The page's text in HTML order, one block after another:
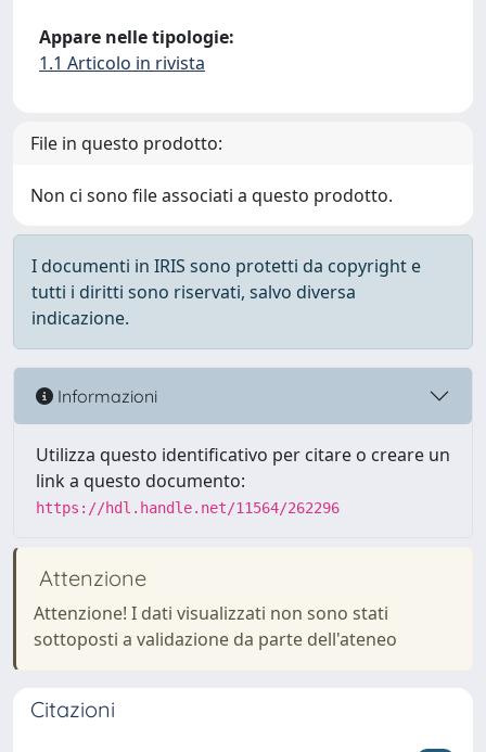
Appare nelle tipologie:
1.1 Articolo in rivista
File in questo prodotto:
Non ci sono file associati a questo prodotto.
I documenti in IRIS sono protetti da copyright e
tutti i diritti sono riservati, salvo diversa
indicazione.
Informazioni
Utilizza questo identificativo per citare o creare un
link a questo documento:
https://hdl.handle.net/11564/262296
Attenzione
Attenzione! I dati visualizzati non sono stati
sottoposti a validazione da parte dell'ateneo
Citazioni